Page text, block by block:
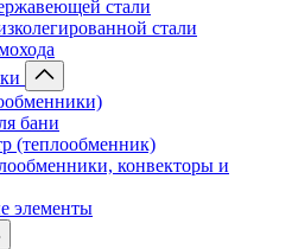
стали
стали
бани
(теплообменник)
конвекторы и
элементы